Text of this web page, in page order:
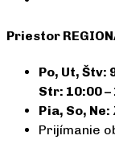
Priestor
Po, Ut, Štv:
Str: 10:00 –
Pia, So,
Prijímanie